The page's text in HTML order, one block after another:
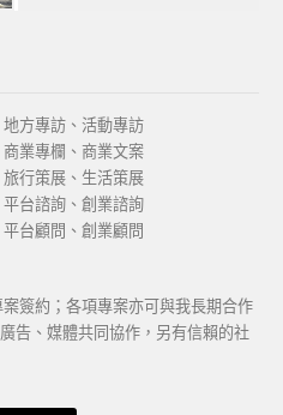
方專訪、活動專訪
業專欄、商業文案
行策展、生活策展
台諮詢、創業諮詢
台顧問、創業顧問
簽約；各項專案亦可與我長期合作
告、媒體共同協作，另有信賴的社